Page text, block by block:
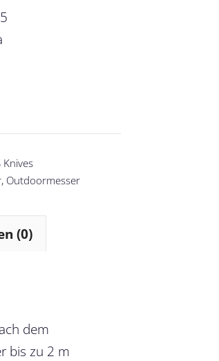
Knives
, Outdoormesser
(0)
dem
bis zu 2 m